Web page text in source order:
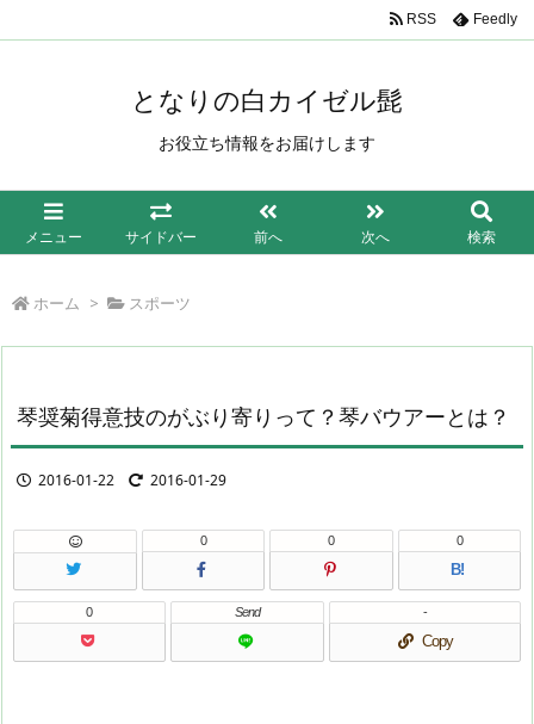
となりの白カイゼル髭
お役立ち情報をお届けします
メニュー サイドバー 前へ 次へ 検索
RSS Feedly
ホーム > スポーツ
琴奨菊得意技のがぶり寄りって？琴バウアーとは？
2016-01-22 2016-01-29
0 0
B!
0
0 Send
Copy
-